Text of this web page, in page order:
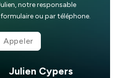
notre responsable
ou par téléphone.
Appeler
Julien Cypers